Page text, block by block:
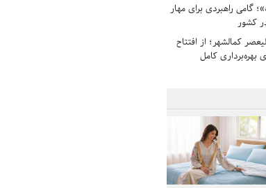
راهبردی برای مهار
کشور
ولیعصر کمالشهر؛ از افتتاح
کامل